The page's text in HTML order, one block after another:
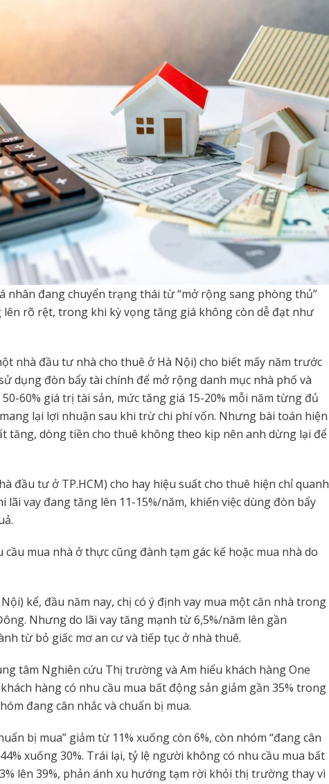
nhân đang chuyển trạng thái từ “mở rộng sang phòng thủ”
lên rõ rệt, trong khi kỳ vọng tăng giá không còn dễ đạt như
nhà đầu tư nhà cho thuê ở Hà Nội) cho biết mấy năm trước
dụng đòn bẩy tài chính để mở rộng danh mục nhà phố và
50-60% giá trị tài sản, mức tăng giá 15-20% mỗi năm từng đủ
lại lợi nhuận sau khi trừ chi phí vốn. Nhưng bài toán hiện
tăng, dòng tiền cho thuê không theo kịp nên anh dừng lại để
đầu tư ở TP.HCM) cho hay hiệu suất cho thuê hiện chỉ quanh
lãi vay đang tăng lên 11-15%/năm, khiến việc dùng đòn bẩy
mua nhà ở thực cũng đành tạm gác kế hoặc mua nhà do
kể, đầu năm nay, chị có ý định vay mua một căn nhà trong
Nhưng do lãi vay tăng mạnh từ 6,5%/năm lên gần
từ bỏ giấc mơ an cư và tiếp tục ở nhà thuê.
tâm Nghiên cứu Thị trường và Am hiểu khách hàng One
hàng có nhu cầu mua bất động sản giảm gần 35% trong
đang cân nhắc và chuẩn bị mua.
bị mua” giảm từ 11% xuống còn 6%, còn nhóm “đang cân
xuống 30%. Trái lại, tỷ lệ người không có nhu cầu mua bất
lên 39%, phản ánh xu hướng tạm rời khỏi thị trường thay vì